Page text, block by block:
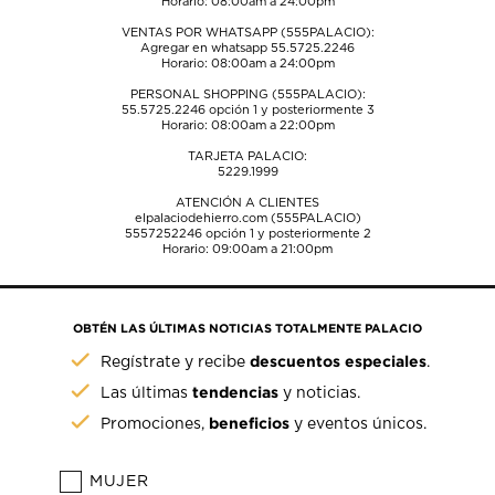
VENTAS POR WHATSAPP (555PALACIO):
Agregar en whatsapp 55.5725.2246
Horario: 08:00am a 24:00pm
PERSONAL SHOPPING (555PALACIO):
55.5725.2246opción 1 y posteriormente 3
Horario: 08:00am a 22:00pm
TARJETA PALACIO:
5229.1999
ATENCIÓN A CLIENTES
elpalaciodehierro.com (555PALACIO)
5557252246opción 1 y posteriormente 2
Horario: 09:00am a 21:00pm
OBTÉN LAS ÚLTIMAS NOTICIAS TOTALMENTE PALACIO
Regístrate y recibedescuentos especiales.
Las últimastendencias y noticias.
Promociones, beneficios y eventos únicos.
MUJER